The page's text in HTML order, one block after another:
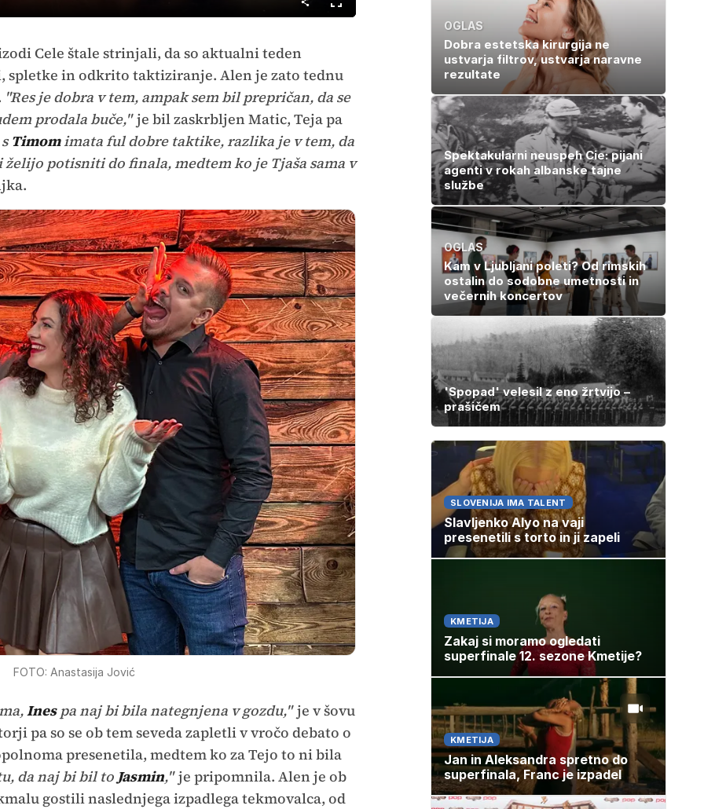
Celozaslonski
način
Cele štale strinjali, da so aktualni teden
spletke in odkrito taktiziranje. Alen je zato tednu
"Res je dobra v tem, ampak sem bil prepričan, da se
prodala buče,"je bil zaskrbljen Matic, Teja pa
Timomimata ful dobre taktike, razlika je v tem, da
potisniti do finala, medtem ko je Tjaša sama v
FOTO: Anastasija Jović
Inespa naj bi bila nategnjena v gozdu,"je v šovu
pa so se ob tem seveda zapletli v vročo debato o
presenetila, medtem ko za Tejo to ni bila
da naj bi bil to Jasmin,"je pripomnila. Alen je ob
gostili naslednjega izpadlega tekmovalca, od
OGLAS
Dobra estetska kirurgija ne
ustvarja filtrov, ustvarja naravne
rezultate
Spektakularni neuspeh Cie: pijani
agenti v rokah albanske tajne
službe
OGLAS
Kam v Ljubljani poleti? Od rimskih
ostalin do sodobne umetnosti in
večernih koncertov
'Spopad' velesil z eno žrtvijo –
prašičem
SLOVENIJA IMA TALENT
Slavljenko Alyo na vaji
presenetili s torto in ji zapeli
KMETIJA
Zakaj si moramo ogledati
superfinale 12. sezone Kmetije?
KMETIJA
Jan in Aleksandra spretno do
superfinala, Franc je izpadel